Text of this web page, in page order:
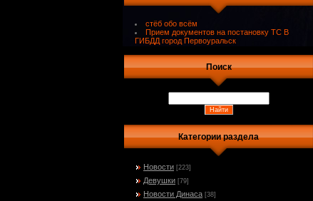
стёб обо всём
Прием документов на постановку ТС В
ГИБДД город Первоуральск
Поиск
Категории раздела
Новости [223]
Девушки [79]
Новости Динаса [38]